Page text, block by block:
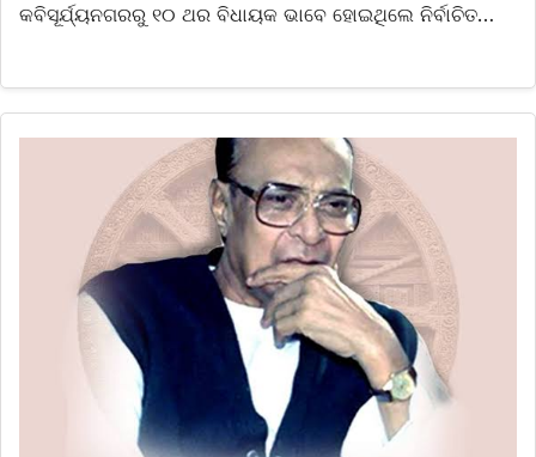
କବିସୂର୍ଯ୍ୟନଗରରୁ ୧୦ ଥର ବିଧାୟକ ଭାବେ ହୋଇଥିଲେ ନିର୍ବାଚିତ…